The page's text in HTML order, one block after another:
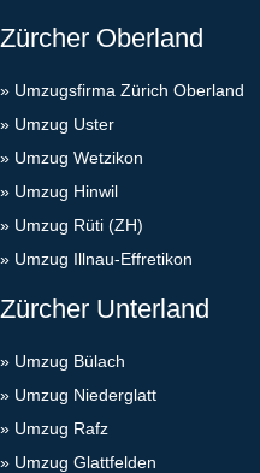
Zürcher Oberland
» Umzugsfirma Zürich Oberland
» Umzug Uster
» Umzug Wetzikon
» Umzug Hinwil
» Umzug Rüti (ZH)
» Umzug Illnau-Effretikon
Zürcher Unterland
» Umzug Bülach
» Umzug Niederglatt
» Umzug Rafz
» Umzug Glattfelden